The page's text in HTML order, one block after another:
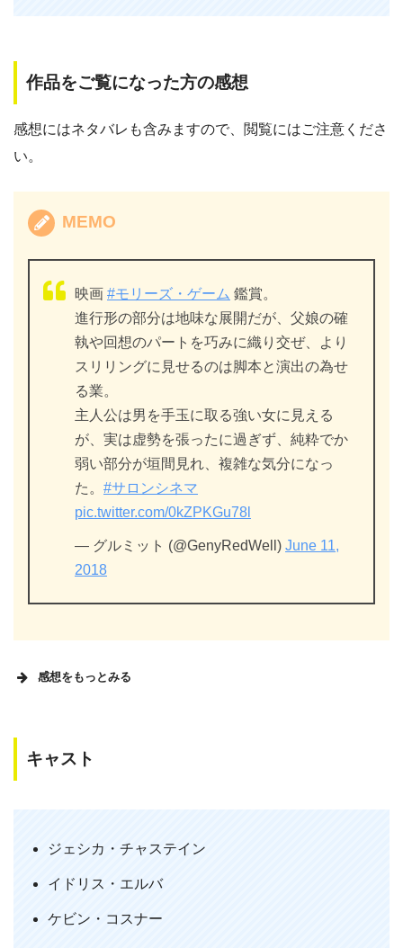
作品をご覧になった方の感想
感想にはネタバレも含みますので、閲覧にはご注意くださ
い。
MEMO
映画 #モリーズ・ゲーム 鑑賞。
進行形の部分は地味な展開だが、父娘の確
執や回想のパートを巧みに織り交ぜ、より
スリリングに見せるのは脚本と演出の為せ
る業。
主人公は男を手玉に取る強い女に見える
が、実は虚勢を張ったに過ぎず、純粋でか
弱い部分が垣間見れ、複雑な気分になっ
た。 #サロンシネマ
pic.twitter.com/0kZPKGu78l
— グルミット (@GenyRedWell) June 11,
2018
感想をもっとみる
スティンの勁さの演技に圧倒される。ド
さをも描いた「女神」が好みだが、ゲー
ムの興奮に共振させるテンポや、オトコ
キャスト
ジェシカ・チャステイン
イドリス・エルバ
ケビン・コスナー